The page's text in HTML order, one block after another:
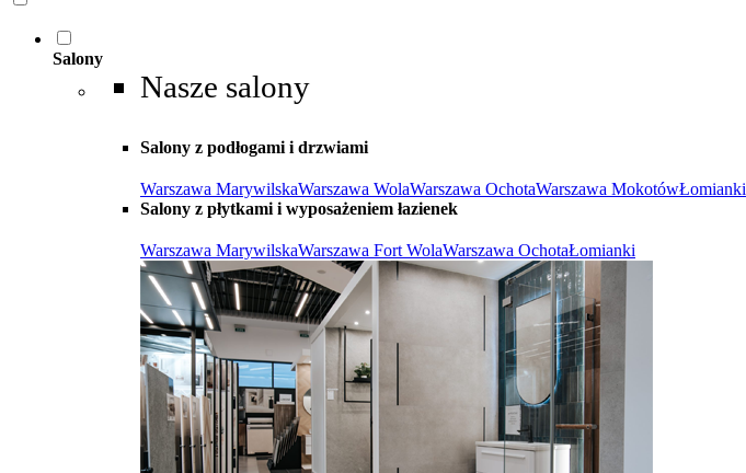
Salony
Nasze salony
Salony z podłogami i drzwiami
Warszawa MarywilskaWarszawa WolaWarszawa OchotaWarszawa MokotówŁomianki
Salony z płytkami i wyposażeniem łazienek
Warszawa MarywilskaWarszawa Fort WolaWarszawa OchotaŁomianki